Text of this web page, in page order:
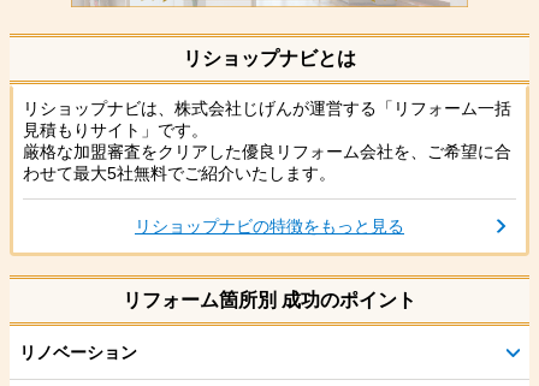
リショップナビとは
リショップナビは、株式会社じげんが運営する「リフォーム一括
見積もりサイト」です。
厳格な加盟審査をクリアした優良リフォーム会社を、ご希望に合
わせて最大5社無料でご紹介いたします。
リショップナビの特徴をもっと見る
リフォーム箇所別 成功のポイント
リノベーション